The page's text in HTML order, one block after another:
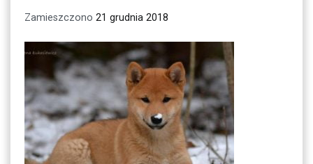
Zamieszczono 21 grudnia 2018